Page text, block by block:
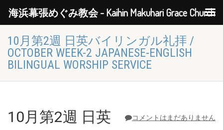
10月第2週 日英バイリンガル礼拝 /
OCTOBER WEEK-2 JAPANESE-ENGLISH
BILINGUAL WORSHIP SERVICE
コメントはまだありません
10月第2週 日英
海浜幕張めぐみ教会 - Kaihin Makuhari Grace Church